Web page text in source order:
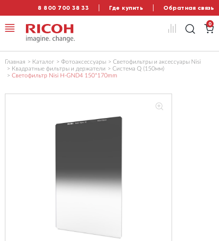
8 800 700 38 33 Где купить Обратная связь
0
Главная Каталог Фотоаксессуары
Светофильтры и аксессуары Nisi
Квадратные фильтры и держатели
Система Q (150мм)
Светофильтр Nisi H-GND4 150*170mm